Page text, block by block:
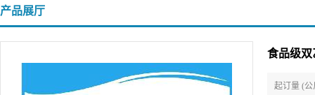
产品展厅
食品级双
起订量 (公